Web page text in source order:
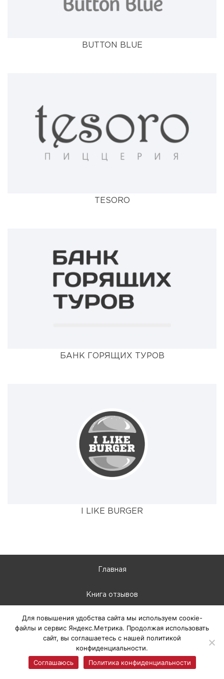
BUTTON BLUE
TESORO
БАНК ГОРЯЩИХ ТУРОВ
I LIKE BURGER
Главная
Книга отзывов
Фотогалерея
Политика конфиденциальности
10:00 - 22:00
Для повышения удобства сайта мы используем соокіе-
файлы и сервис Яндекс.Метрика. Продолжая использовать
сайт, вы соглашаетесь с нашей политикой
конфиденциальности.
Соглашаюсь
Политика конфиденциальности